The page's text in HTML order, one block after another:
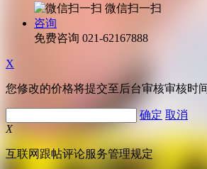
微信扫一扫
咨询
免费咨询 021-62167888
X
您修改的价格将提交至后台审核审核时
确定 取消
X
互联网跟帖评论服务管理规定